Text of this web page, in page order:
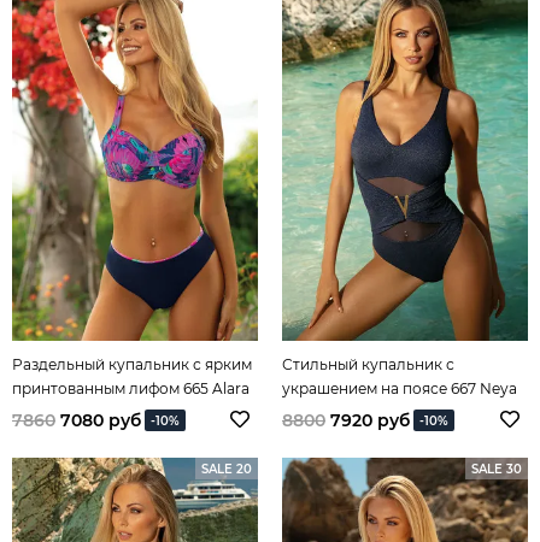
Раздельный купальник с ярким
принтованным лифом 665 Alara
7860 7080 руб -10%
Стильный купальник с
украшением на поясе 667 Neya
Exclusive
8800 7920 руб -10%
SALE 20 SALE 30